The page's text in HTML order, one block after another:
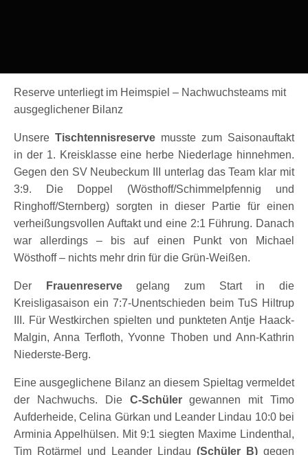
Reserve unterliegt im Heimspiel – Nachwuchsteams mit
ausgeglichener Bilanz
Unsere Tischtennisreserve musste zum Saisonauftakt
in der 1. Kreisklasse eine herbe Niederlage hinnehmen.
Gegen den SV Neubeckum III unterlag das Team klar mit
3:9. Die Doppel (Wösthoff/Schimmelpfennig und
Ringhoff/Sternberg) sorgten in dieser Partie für einen
verheißungsvollen Auftakt und eine 2:1 Führung. Danach
war allerdings – bis auf einen Punkt von Michael
Wösthoff – nichts mehr drin für die Grün-Weißen.
Der Frauenreservegelang zum Start in die
Kreisligasaison ein 7:7-Unentschieden beim TuS Hiltrup
III. Für Westkirchen spielten und punkteten Antje Haack-
Malgin, Anna Terfloth, Yvonne Thoben und Ann-Kathrin
Niederste-Berg.
Eine ausgeglichene Bilanz an diesem Spieltag vermeldet
der Nachwuchs. Die C-Schülergewannen mit Timo
Aufderheide, Celina Gürkan und Leander Lindau 10:0 bei
Arminia Appelhülsen. Mit 9:1 siegten Maxime Lindenthal,
Tim Rotärmel und Leander Lindau (Schüler B)gegen